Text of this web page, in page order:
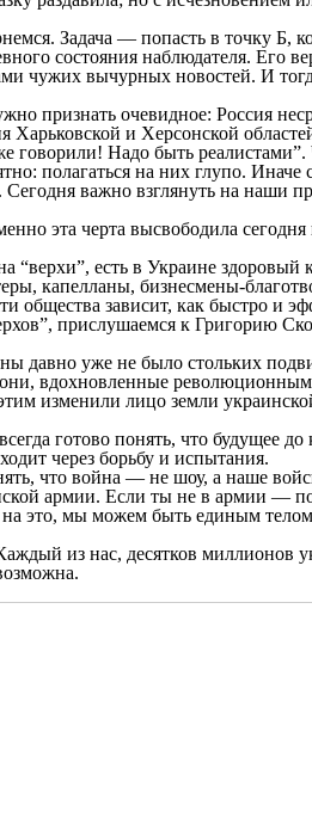
Задача — попасть в точку Б,
состояния наблюдателя. Его
чужих вычурных новостей. И
признать очевидное: Россия
Харьковской и Херсонской
говорили! Надо быть
полагаться на них глупо.
важно взглянуть на наши
эта черта высвободила
“верхи”, есть в Украине здоровый
капелланы, бизнесмены-
общества зависит, как быстро и
прислушаемся к Григорию
давно уже не было стольких
они, вдохновленные
изменили лицо земли
готово понять, что будущее до
через борьбу и испытания.
что война — не шоу, а наше
армии. Если ты не в армии —
это, мы можем быть единым
из нас, десятков миллионов